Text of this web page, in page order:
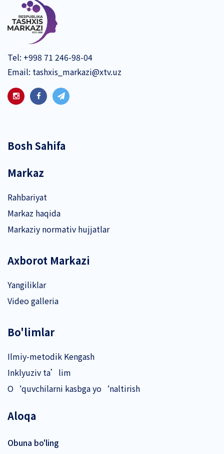
Tel: +998 71 246-98-04
Email: tashxis_markazi@xtv.uz
Bosh Sahifa
Markaz
Rahbariyat
Markaz haqida
Markaziy normativ hujjatlar
Axborot Markazi
Yangiliklar
Video galleria
Bo'limlar
Ilmiy-metodik Kengash
Inklyuziv ta’lim
O‘quvchilarni kasbga yo‘naltirish
Aloqa
Obuna bo'ling